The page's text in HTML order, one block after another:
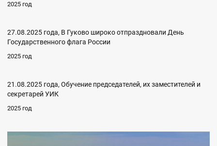
2025 год
27.08.2025 года, В Гуково широко отпраздновали День
Государственного флага России
2025 год
21.08.2025 года, Обучение председателей, их заместителей и
секретарей УИК
2025 год